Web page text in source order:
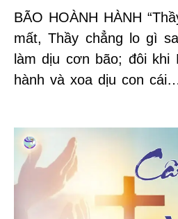
BÃO HOÀNH HÀNH
mất, Thầy chẳng lo gì
làm dịu cơn bão; đôi khi
hành và xoa dịu con